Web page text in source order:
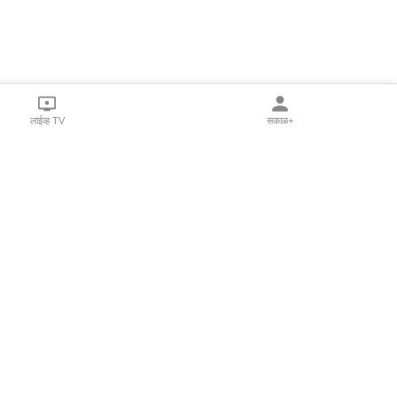
लाईव्ह TV सकाळ+